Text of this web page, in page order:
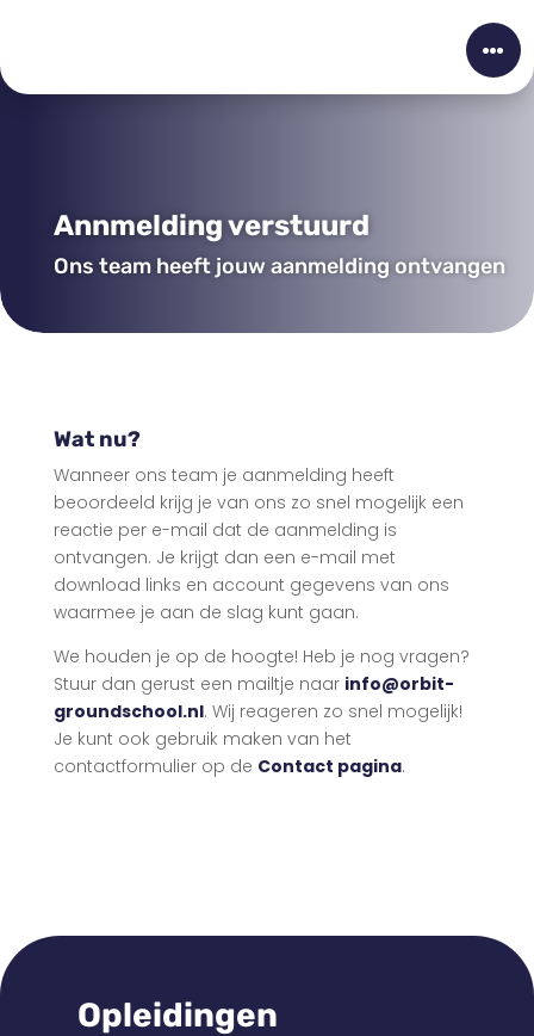

Annmelding verstuurd
Ons team heeft jouw aanmelding ontvangen
Wat nu?
Wanneer ons team je aanmelding heeft
beoordeeld krijg je van ons zo snel mogelijk een
reactie per e-mail dat de aanmelding is
ontvangen. Je krijgt dan een e-mail met
download links en account gegevens van ons
waarmee je aan de slag kunt gaan.
We houden je op de hoogte! Heb je nog vragen?
Stuur dan gerust een mailtje naar info@orbit-
groundschool.nl. Wij reageren zo snel mogelijk!
Je kunt ook gebruik maken van het
contactformulier op de Contact pagina.
Opleidingen